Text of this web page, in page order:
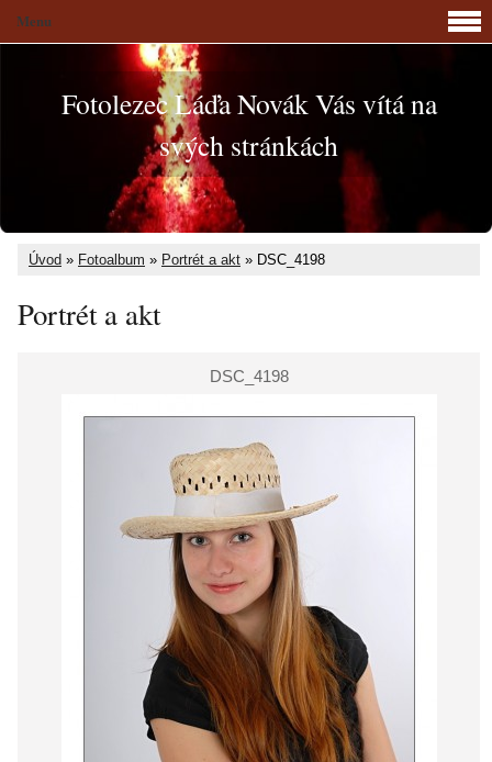
Fotolezec Láďa Novák Vás vítá na
svých stránkách
Úvod » Fotoalbum » Portrét a akt » DSC_4198
Portrét a akt
DSC_4198
Menu